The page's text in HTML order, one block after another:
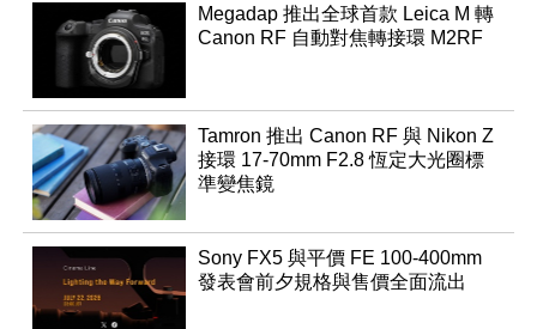
Megadap 推出全球首款 Leica M 轉
Canon RF 自動對焦轉接環 M2RF
Tamron 推出 Canon RF 與 Nikon Z
接環 17-70mm F2.8 恆定大光圈標
準變焦鏡
Sony FX5 與平價 FE 100-400mm
發表會前夕規格與售價全面流出